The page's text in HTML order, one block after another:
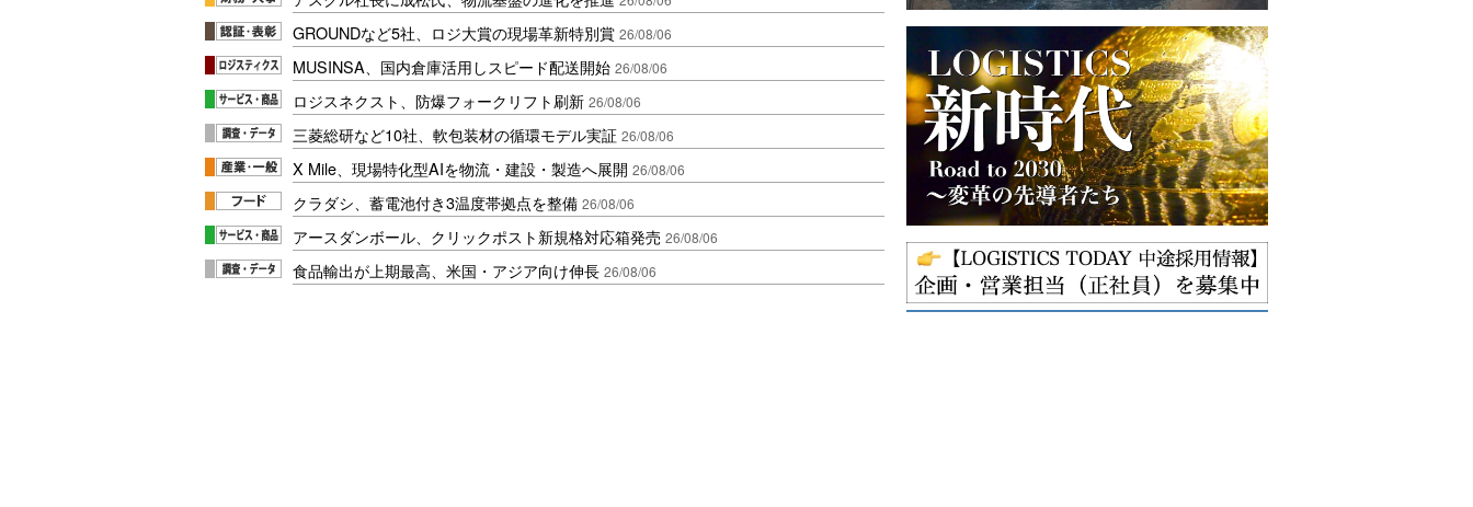
GROUNDなど5社、ロジ大賞の現場革新特別賞 26/08/06
MUSINSA、国内倉庫活用しスピード配送開始 26/08/06
ロジスネクスト、防爆フォークリフト刷新 26/08/06
三菱総研など10社、軟包装材の循環モデル実証 26/08/06
X Mile、現場特化型AIを物流・建設・製造へ展開 26/08/06
クラダシ、蓄電池付き3温度帯拠点を整備 26/08/06
アースダンボール、クリックポスト新規格対応箱発売 26/08/06
食品輸出が上期最高、米国・アジア向け伸長 26/08/06